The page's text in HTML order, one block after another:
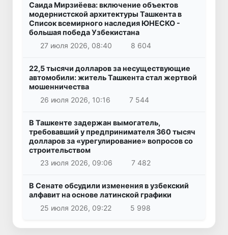
Саида Мирзиёева: включение объектов
модернистской архитектуры Ташкента в
Список всемирного наследия ЮНЕСКО -
большая победа Узбекистана
27 июля 2026, 08:40
8 604
22,5 тысячи долларов за несуществующие
автомобили: житель Ташкента стал жертвой
мошенничества
26 июля 2026, 10:16
7 544
В Ташкенте задержан вымогатель,
требовавший у предпринимателя 360 тысяч
долларов за «урегулирование» вопросов со
строительством
23 июля 2026, 09:06
7 482
В Сенате обсудили изменения в узбекский
алфавит на основе латинской графики
25 июля 2026, 09:22
5 998